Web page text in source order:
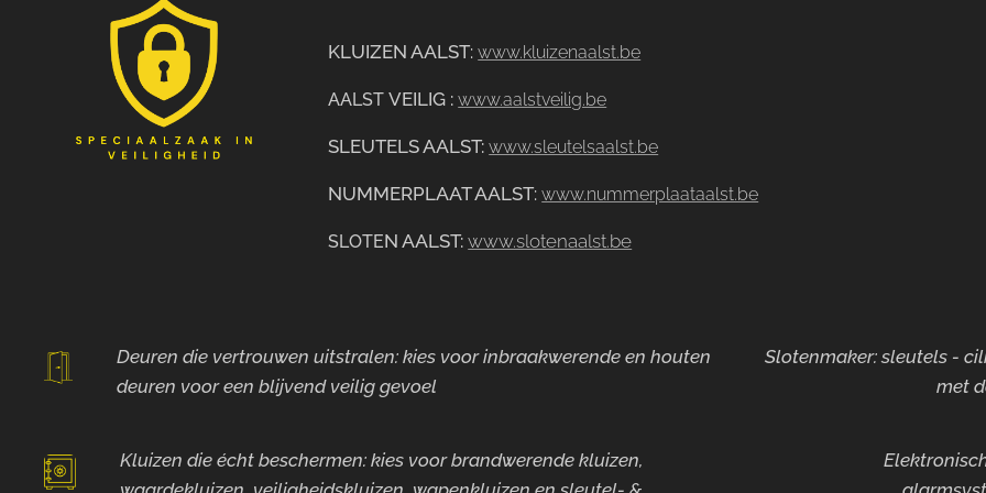
KLUIZEN AALST:www.kluizenaalst.be
AALST VEILIG : www.aalstveilig.be
SLEUTELS AALST: www.sleutelsaalst.be
NUMMERPLAAT AALST:www.nummerplaataalst.be
SLOTEN AALST: www.slotenaalst.be
Deuren die vertrouwen uitstralen: kies voor inbraakwerende en houten
deuren vooreen blijvend veilig gevoel
Slotenmaker: sleutels -
met
Kluizen die écht beschermen: kies voor brandwerende kluizen,